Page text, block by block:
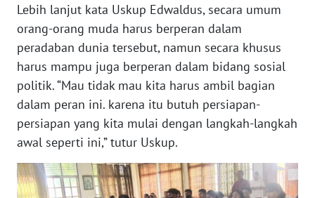
Lebih lanjut kata Uskup Edwaldus, secara umum
orang-orang muda harus berperan dalam
peradaban dunia tersebut, namun secara khusus
harus mampu juga berperan dalam bidang sosial
politik. “Mau tidak mau kita harus ambil bagian
dalam peran ini. karena itu butuh persiapan-
persiapan yang kita mulai dengan langkah-langkah
awal seperti ini,” tutur Uskup.
WN
NTT
WN
KEPRI
WN
PAPUA
WN